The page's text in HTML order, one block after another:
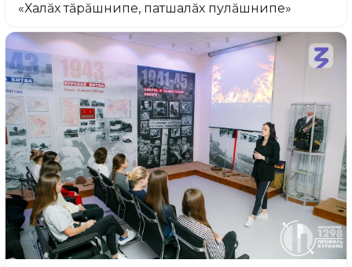
«Халăх тăрăшнипе, патшалăх пулăшнипе»